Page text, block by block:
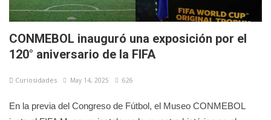
CONMEBOL inauguró una exposición por el
120° aniversario de la FIFA
Curiosidades May 14, 2025 626
En la previa del Congreso de Fútbol, el Museo CONMEBOL